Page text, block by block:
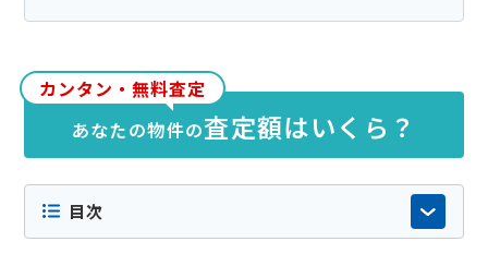
各社の公式サイトや公開情報、実際の検索結
果等をもとに当社が独自に調査・編集したも
のです。特定の企業からの依頼や広告掲載に
よるものではなく掲載順にも意図的な優劣は
ございません。内容の正確性や最新性には十
分配慮しておりますが店舗情報やサービス内
カンタン・無料査定
あなたの物件の査定額はいくら？
目次